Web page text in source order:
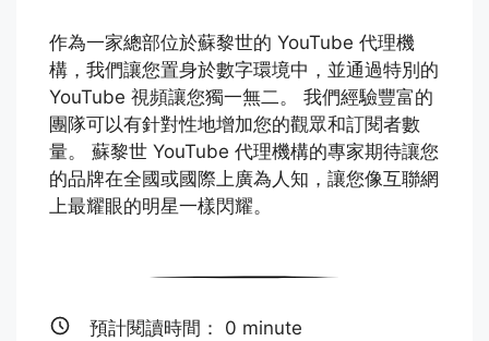
作為一家總部位於蘇黎世的 YouTube 代理機
構，我們讓您置身於數字環境中，並通過特別的
YouTube 視頻讓您獨一無二。 我們經驗豐富的
團隊可以有針對性地增加您的觀眾和訂閱者數
量。 蘇黎世 YouTube 代理機構的專家期待讓您
的品牌在全國或國際上廣為人知，讓您像互聯網
上最耀眼的明星一樣閃耀。
預計閱讀時間： 0 minute